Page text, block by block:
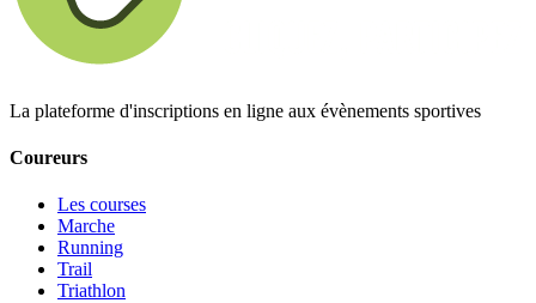
La plateforme d'inscriptions en ligne aux évènements sportives
Coureurs
Les courses
Marche
Running
Trail
Triathlon